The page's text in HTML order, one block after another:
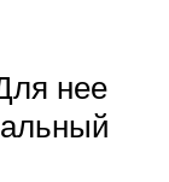
нее